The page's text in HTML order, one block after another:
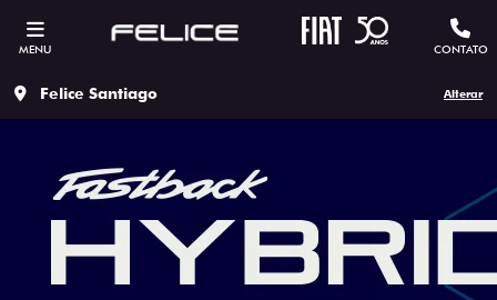
MENU CONTATO
Felice Santiago Alterar